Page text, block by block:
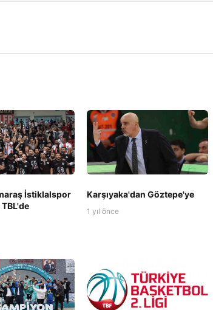
İstiklalspor
Karşıyaka'dan Göztepe'ye
1 yıl önce